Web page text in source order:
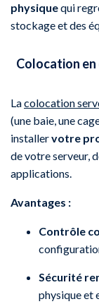
physiquequi
stockage et des
Colocation
Lacolocation
(une baie, une
installervotre
de votre serveur,
applications.
Avantages :
Contrôle
Sécurité
physique et